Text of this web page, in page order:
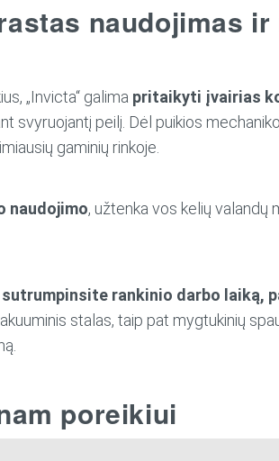
naudojimas
„Invicta“ galima pritaikyti įvairias
svyruojantį peilį. Dėl puikios
gaminių rinkoje.
naudojimo, užtenka vos kelių valandų
sutrumpinsite rankinio darbo laiką,
stalas, taip pat mygtukinių
poreikiui